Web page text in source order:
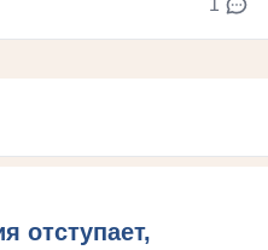
отступает,